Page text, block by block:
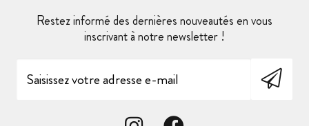
Restez informé des dernières nouveautés en vous
inscrivant à notre newsletter !